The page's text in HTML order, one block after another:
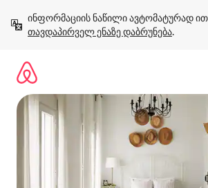
გადასვლა
თავდაპირველ ენაზე დაბრუნება.